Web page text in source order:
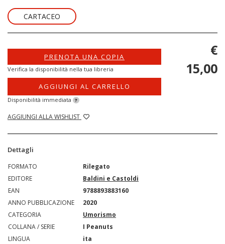
CARTACEO
PRENOTA UNA COPIA
Verifica la disponibilità nella tua libreria
AGGIUNGI AL CARRELLO
Disponibilità immediata ?
AGGIUNGI ALLA WISHLIST
€
15,00
Dettagli
FORMATO
Rilegato
EDITORE
Baldini e Castoldi
EAN
9788893883160
ANNO PUBBLICAZIONE
2020
CATEGORIA
Umorismo
COLLANA / SERIE
I Peanuts
LINGUA
ita